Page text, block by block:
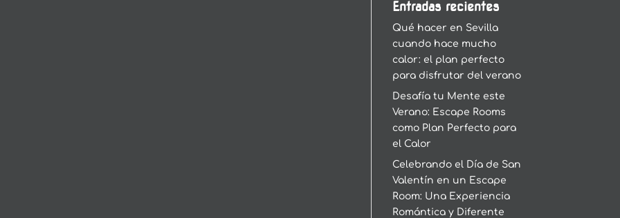
Entradas recientes
Qué hacer en Sevilla
cuando hace mucho
calor: el plan perfecto
para disfrutar del verano
Desafía tu Mente este
Verano: Escape Rooms
como Plan Perfecto para
el Calor
Celebrando el Día de San
Valentín en un Escape
Room: Una Experiencia
Romántica y Diferente